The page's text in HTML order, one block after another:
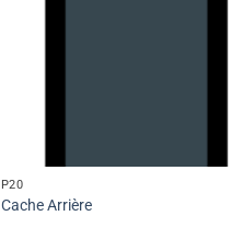
P20
Cache Arrière